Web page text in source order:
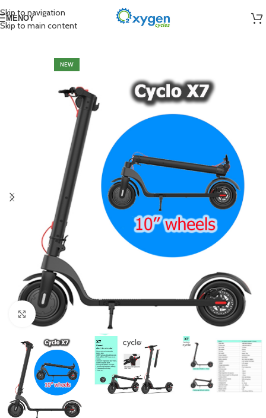
Skip to navigation
Skip to main content
ΜΕΝΟΎ
NEW
Click to enlarge